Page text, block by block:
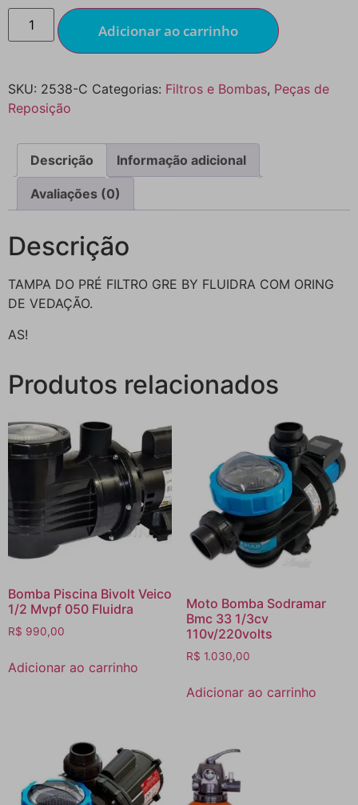
Adicionar ao carrinho
SKU: 2538-C Categorias: Filtros e Bombas, Peças de
Reposição
Descrição Informação adicional
Avaliações (0)
Descrição
TAMPA DO PRÉ FILTRO GRE BY FLUIDRA COM ORING
DE VEDAÇÃO.
AS!
Produtos relacionados
Bomba Piscina Bivolt Veico
1/2 Mvpf 050 Fluidra
R$ 990,00
Adicionar ao carrinho
Moto Bomba Sodramar
Bmc 33 1/3cv
110v/220volts
R$ 1.030,00
Adicionar ao carrinho